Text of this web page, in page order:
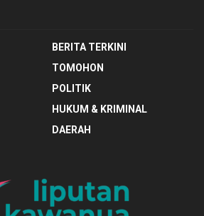
BERITA TERKINI
TOMOHON
POLITIK
HUKUM & KRIMINAL
DAERAH